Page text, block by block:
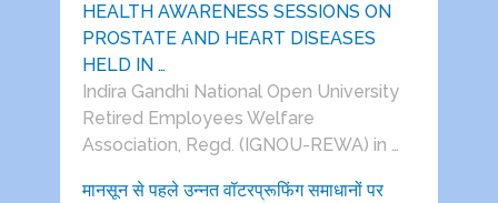
HEALTH AWARENESS SESSIONS ON
PROSTATE AND HEART DISEASES
HELD IN …
Indira Gandhi National Open University
Retired Employees Welfare
Association, Regd. (IGNOU-REWA) in …
मानसून से पहले उन्नत वॉटरप्रूफिंग समाधानों पर